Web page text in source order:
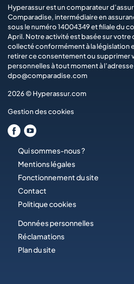
Hyperassur est un comparateur
Comparadise, intermédiaire en
sous le numéro 14004349 et filiale du
April. Notre activité est basée sur
collecté conformément à la législation
retirer ce consentement ou supprimer
personnelles à tout moment à l’adresse
dpo@comparadise.com
2026 © Hyperassur.com
Gestion des cookies
Qui sommes-nous ?
Mentions légales
Fonctionnement du site
Contact
Politique cookies
Données personnelles
Réclamations
Plan du site